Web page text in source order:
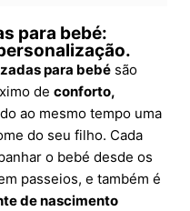
para bebé:
para bebé são
de conforto,
ao mesmo tempo uma
do seu filho. Cada
o bebé desde os
passeios, e também é
de nascimento